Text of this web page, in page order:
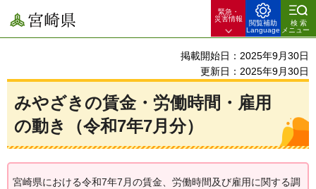
宮崎県
緊急・
災害情報
閲覧補助
Language
検索
メニュー
掲載開始日：2025年9月30日
更新日：2025年9月30日
みやざきの賃金・労働時間・雇用
の動き（令和7年7月分）
宮崎県における令和7年7月の賃金、労働時間及び雇用に関する調